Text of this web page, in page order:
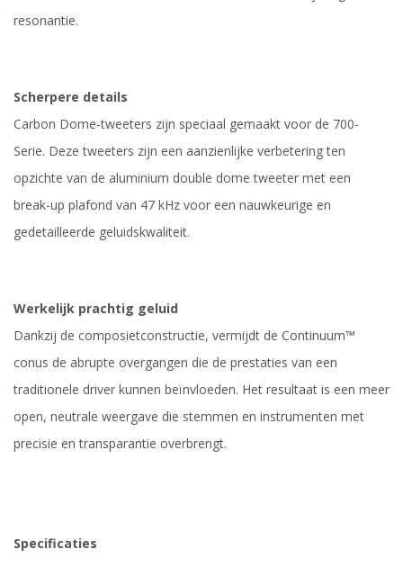
resonantie.
Scherpere details
Carbon Dome-tweeters zijn speciaal gemaakt voor de 700-
Serie. Deze tweeters zijn een aanzienlijke verbetering ten
opzichte van de aluminium double dome tweeter met een
break-up plafond van 47 kHz voor een nauwkeurige en
gedetailleerde geluidskwaliteit.
Werkelijk prachtig geluid
Dankzij de composietconstructie, vermijdt de Continuum™
conus de abrupte overgangen die de prestaties van een
traditionele driver kunnen beïnvloeden. Het resultaat is een meer
open, neutrale weergave die stemmen en instrumenten met
precisie en transparantie overbrengt.
Specificaties